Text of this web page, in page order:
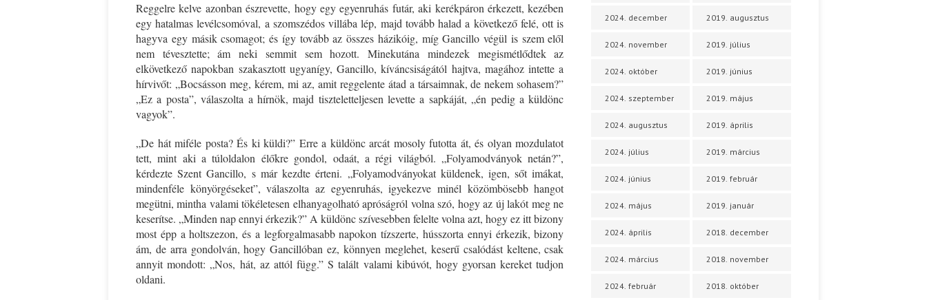
Reggelre kelve azonban észrevette, hogy egy egyenruhás futár, aki kerékpáron érkezett, kezében
egy hatalmas levélcsomóval, a szomszédos villába lép, majd tovább halad a következő felé, ott is
hagyva egy másik csomagot; és így tovább az összes házikóig, míg Gancillo végül is szem elől
nem tévesztette; ám neki semmit sem hozott. Minekutána mindezek megismétlődtek az
elkövetkező napokban szakasztott ugyanígy, Gancillo, kíváncsiságától hajtva, magához intette a
hírvivőt: „Bocsásson meg, kérem, mi az, amit reggelente átad a társaimnak, de nekem sohasem?”
„Ez a posta”, válaszolta a hírnök, majd tiszteletteljesen levette a sapkáját, „én pedig a küldönc
vagyok”.
„De hát miféle posta? És ki küldi?” Erre a küldönc arcát mosoly futotta át, és olyan mozdulatot
tett, mint aki a túloldalon élőkre gondol, odaát, a régi világból. „Folyamodványok netán?”,
kérdezte Szent Gancillo, s már kezdte érteni. „Folyamodványokat küldenek, igen, sőt imákat,
mindenféle könyörgéseket”, válaszolta az egyenruhás, igyekezve minél közömbösebb hangot
megütni, mintha valami tökéletesen elhanyagolható apróságról volna szó, hogy az új lakót meg ne
keserítse. „Minden nap ennyi érkezik?” A küldönc szívesebben felelte volna azt, hogy ez itt bizony
most épp a holtszezon, és a legforgalmasabb napokon tízszerte, hússzorta ennyi érkezik, bizony
ám, de arra gondolván, hogy Gancillóban ez, könnyen meglehet, keserű csalódást keltene, csak
annyit mondott: „Nos, hát, az attól függ.” S talált valami kibúvót, hogy gyorsan kereket tudjon
oldani.
2024. december
2024. november
2024. október
2024. szeptember
2024. augusztus
2024. július
2024. június
2024. május
2024. április
2024. március
2024. február
2019. augusztus
2019. július
2019. június
2019. május
2019. április
2019. március
2019. február
2019. január
2018. december
2018. november
2018. október